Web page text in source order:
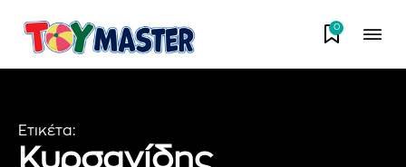
0
Ετικέτα:
Κυρσανίδης